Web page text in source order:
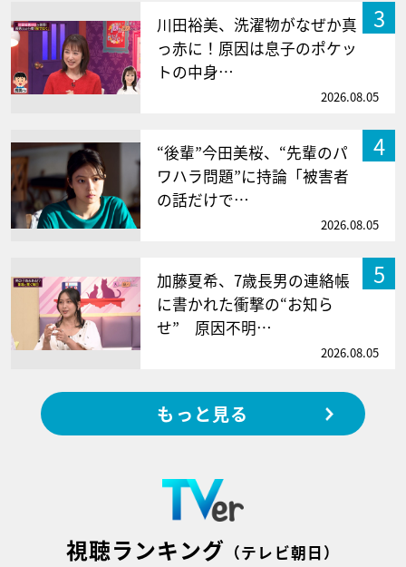
3
川田裕美、洗濯物がなぜか真
っ赤に！原因は息子のポケッ
トの中身…
2026.08.05
4
“後輩”今田美桜、“先輩のパ
ワハラ問題”に持論「被害者
の話だけで…
2026.08.05
5
加藤夏希、7歳長男の連絡帳
に書かれた衝撃の“お知ら
せ” 原因不明…
2026.08.05
もっと見る
視聴ランキング （テレビ朝日）